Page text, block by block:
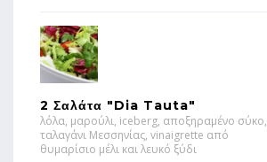
2 Σαλάτα "Dia Tauta"
λόλα, μαρούλι, iceberg, αποξηραμένο σύκο,
ταλαγάνι Μεσσηνίας, vinaigrette από
θυμαρίσιο μέλι και λευκό ξύδι